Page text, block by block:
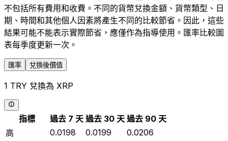
不包括所有費用和收費。不同的貨幣兌換金額、貨幣類型、日
期、時間和其他個人因素將產生不同的比較節省。因此，這些
結果可能不能表示實際節省，應僅作為指導使用。匯率比較圖
表每季度更新一次。
匯率 兌換後價值
1 TRY 兌換為 XRP
指標 過去 7 天 過去 30 天 過去 90 天
高
0.0198 0.0199
0.0206